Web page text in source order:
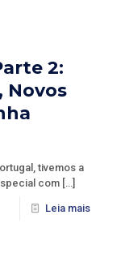
2:
Novos
tivemos a
com […]
Leia mais